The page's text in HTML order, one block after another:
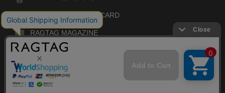
RAGTAG MEMBER'S CARD
RAGTAG MAGAZINE
RAGTAG Global